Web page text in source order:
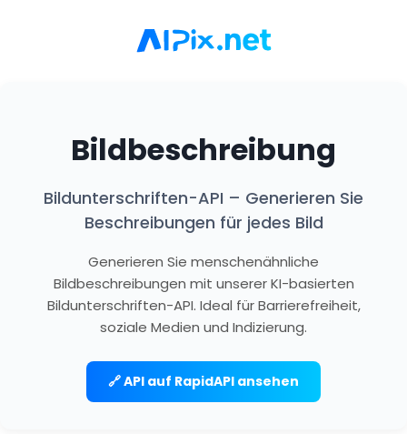
Bildbeschreibung
Bildunterschriften-API – Generieren Sie
Beschreibungen für jedes Bild
Generieren Sie menschenähnliche
Bildbeschreibungen mit unserer KI-basierten
Bildunterschriften-API. Ideal für Barrierefreiheit,
soziale Medien und Indizierung.
🔗 API auf RapidAPI ansehen